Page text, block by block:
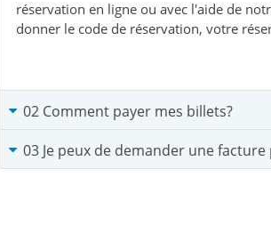
réservation en ligne ou avec l'aide de
donner le code de réservation, votre
02 Comment payer mes billets?
03 Je peux de demander une